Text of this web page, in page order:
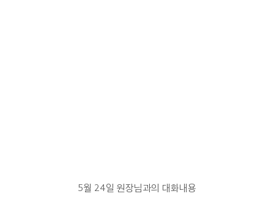
5월 24일 원장님과의 대화내용